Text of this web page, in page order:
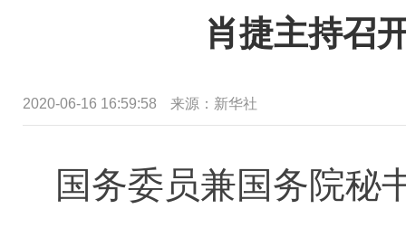
肖捷主持召
2020-06-16 16:59:58 来源：新华社
国务委员兼国务院秘